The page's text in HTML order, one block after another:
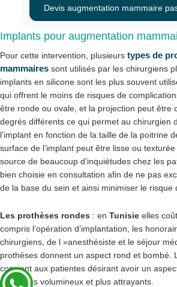
Devis augmentation mammaire
Implants pour augmentation
Pour cette intervention, plusieurs types de
mammaires sont utilisés par les chirurgiens
implants en silicone sont les plus souvent
qui offrent le moins de risques de
être ronde ou ovale, et la projection peut être
degrés différents ce qui permet au chirurgien
l’implant en fonction de la taille de la poitrine
surface de l’implant peut être lisse ou texturée
source de beaucoup d’inquiétudes chez les
bien choisie en consultation afin de ne pas
de la base du sein et ainsi minimiser le risque
Les prothèses rondes : en Tunisie elles
compris l’opération d’implantation, les
chirurgiens, de l »anesthésiste et le séjour
prothèses donnent un aspect rond et bombé.
convient aux patientes désirant avoir un
seins plus volumineux et plus attrayants.